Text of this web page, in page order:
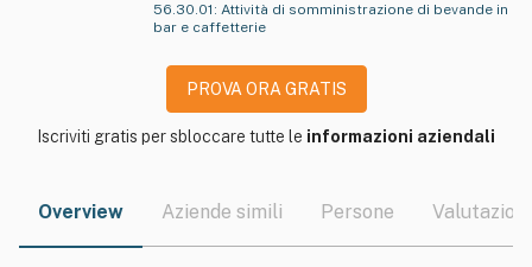
56.30.01 : Attività di somministrazione di bevande in
bar e caffetterie
PROVA ORA GRATIS
Iscriviti gratis per sbloccare tutte le informazioni aziendali
Overview Aziende simili Persone Valutazioni